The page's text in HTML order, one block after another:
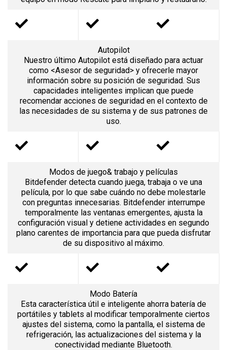
Autopilot
Nuestro último Autopilot está diseñado para actuar
como <Asesor de seguridad> y ofrecerle mayor
información sobre su posición de seguridad. Sus
capacidades inteligentes implican que puede
recomendar acciones de seguridad en el contexto de
las necesidades de su sistema y de sus patrones de
uso.
Modos de juego& trabajo y películas
Bitdefender detecta cuando juega, trabaja o ve una
película, por lo que sabe cuándo no debe molestarle
con preguntas innecesarias. Bitdefender interrumpe
temporalmente las ventanas emergentes, ajusta la
configuración visual y detiene actividades en segundo
plano carentes de importancia para que pueda disfrutar
de su dispositivo al máximo.
Modo Batería
Esta característica útil e inteligente ahorra batería de
portátiles y tablets al modificar temporalmente ciertos
ajustes del sistema, como la pantalla, el sistema de
refrigeración, las actualizaciones del sistema y la
conectividad mediante Bluetooth.